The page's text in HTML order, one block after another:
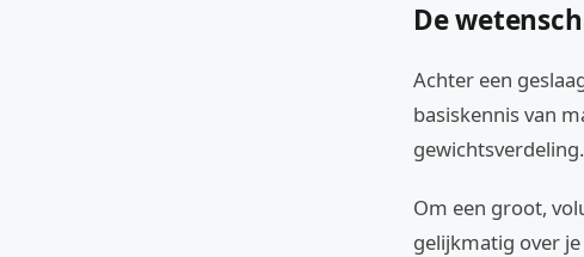
De
Achter een
basiskennis van
gewichtsverdeling.
Om een groot,
gelijkmatig over